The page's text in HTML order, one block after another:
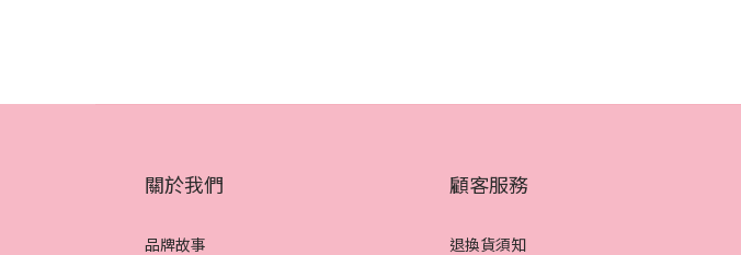
關於我們
品牌故事
顧客服務
退換貨須知